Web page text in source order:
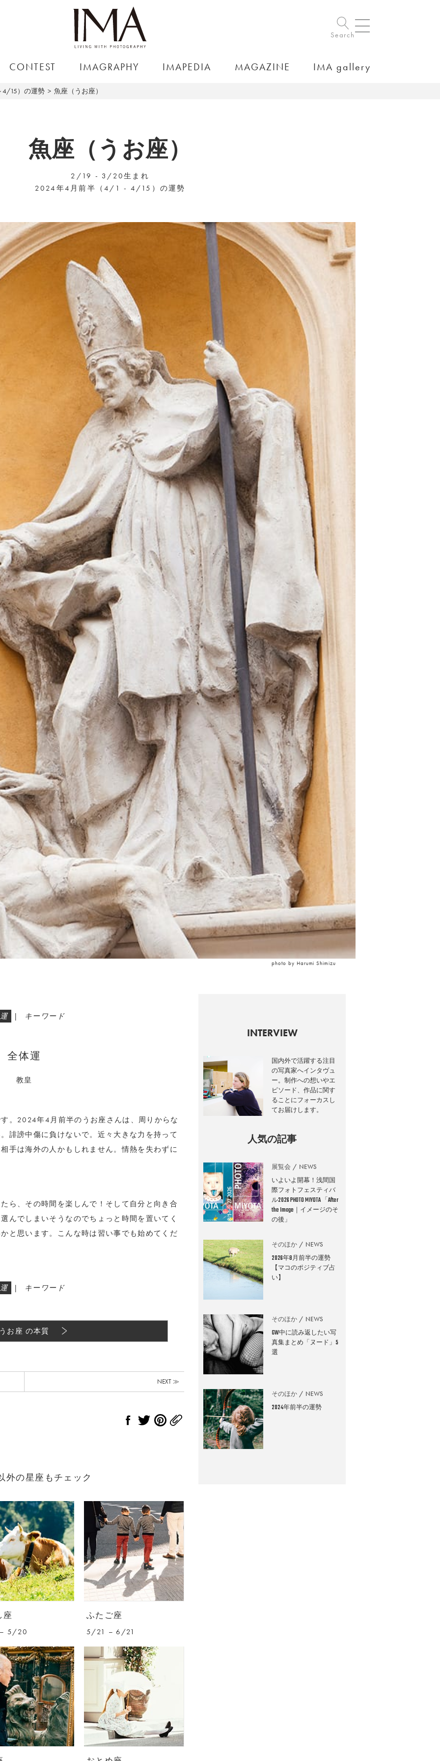
Search
CONTEST IMAGRAPHY IMAPEDIA MAGAZINE IMA gallery
15）の運勢 魚座（うお座）
魚座（うお座）
2/19 - 3/20生まれ
2024年4月前半（4/1 - 4/15）の運勢
photo by Harumi Shimizu
| キーワード
全体運
教皇
。2024年4月前半のうお座さんは、周りからな
誹謗中傷に負けないで。近々大きな力を持って
手は海外の人かもしれません。情熱を失わずに
ら、その時間を楽しんで！そして自分と向き合
んでしまいそうなのでちょっと時間を置いてく
と思います。こんな時は習い事でも始めてくだ
| キーワード
お座 の本質
NEXT ≫
の星座もチェック
座
5/20
ふたご座
5/21 – 6/21
INTERVIEW
国内外で活躍する注目
の写真家へインタヴュ
ー。制作への想いやエ
ピソード、作品に関す
ることにフォーカスし
てお届けします。
人気の記事
展覧会 NEWS
いよいよ開幕！浅間国
際フォトフェスティバ
ル2026 PHOTO MIYOTA 「After
the Image｜イメージのそ
の後」
そのほか NEWS
2026年8月前半の運勢
【マコのポジティブ占
い】
そのほか NEWS
GW中に読み返したい写
真集まとめ「ヌード」5
選
そのほか NEWS
2024年前半の運勢